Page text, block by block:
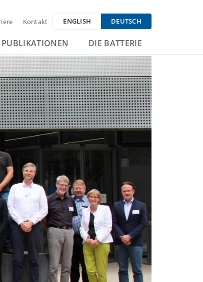
Kontakt ENGLISH DEUTSCH
PUBLIKATIONEN DIE BATTERIE